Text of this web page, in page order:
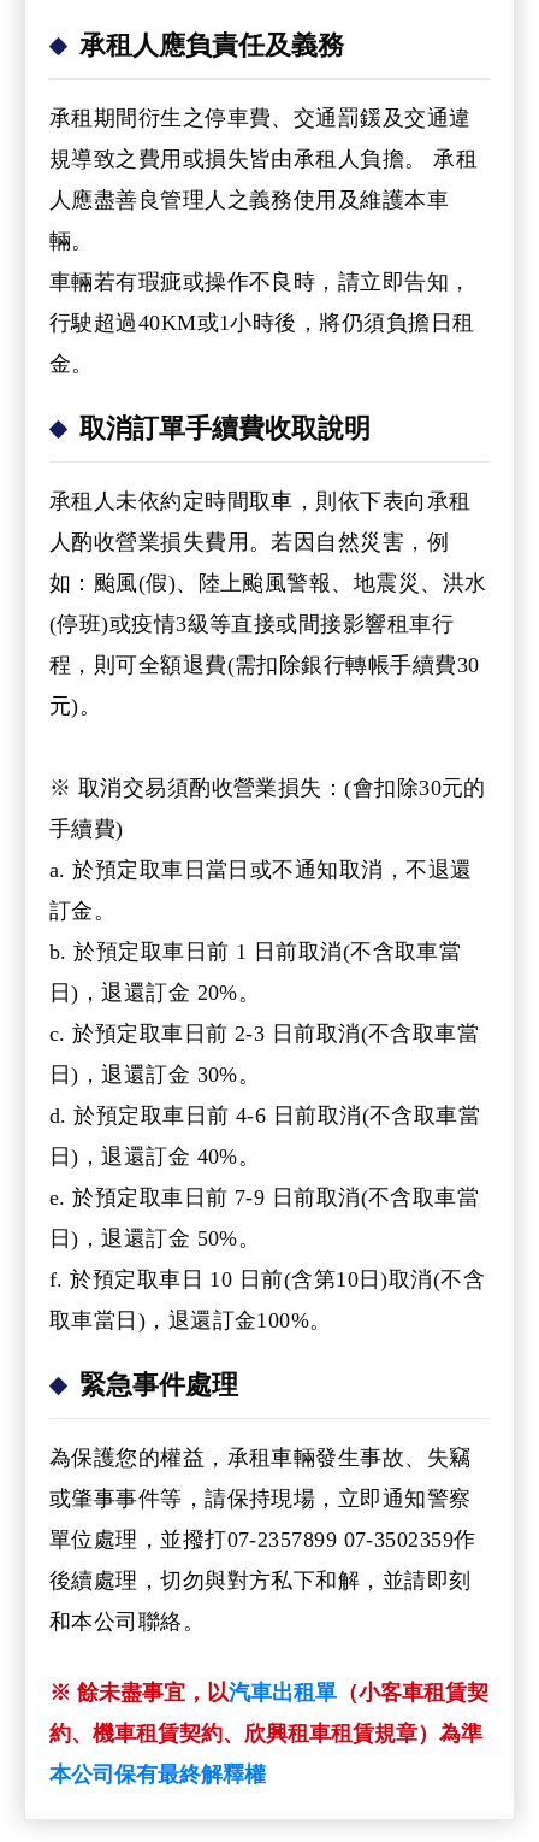
承租人應負責任及義務
承租期間衍生之停車費、交通罰鍰及交通違
規導致之費用或損失皆由承租人負擔。 承租
人應盡善良管理人之義務使用及維護本車
輛。
車輛若有瑕疵或操作不良時，請立即告知，
行駛超過40KM或1小時後，將仍須負擔日租
金。
取消訂單手續費收取說明
承租人未依約定時間取車，則依下表向承租
人酌收營業損失費用。若因自然災害，例
如：颱風(假)、陸上颱風警報、地震災、洪水
(停班)或疫情3級等直接或間接影響租車行
程，則可全額退費(需扣除銀行轉帳手續費30
元)。
※ 取消交易須酌收營業損失：(會扣除30元的
手續費)
a. 於預定取車日當日或不通知取消，不退還
訂金。
b. 於預定取車日前 1 日前取消(不含取車當
日)，退還訂金 20%。
c. 於預定取車日前 2-3 日前取消(不含取車當
日)，退還訂金 30%。
d. 於預定取車日前 4-6 日前取消(不含取車當
日)，退還訂金 40%。
e. 於預定取車日前 7-9 日前取消(不含取車當
日)，退還訂金 50%。
f. 於預定取車日 10 日前(含第10日)取消(不含
取車當日)，退還訂金100%。
緊急事件處理
為保護您的權益，承租車輛發生事故、失竊
或肇事事件等，請保持現場，立即通知警察
單位處理，並撥打07-2357899 07-3502359作
後續處理，切勿與對方私下和解，並請即刻
和本公司聯絡。
※ 餘未盡事宜，以汽車出租單 （小客車租賃契
約、機車租賃契約、欣興租車租賃規章）為準
本公司保有最終解釋權